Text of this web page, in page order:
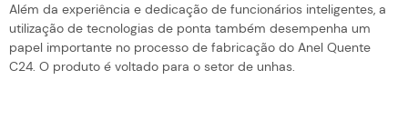
Além da experiência e dedicação de funcionários inteligentes, a
utilização de tecnologias de ponta também desempenha um
papel importante no processo de fabricação do Anel Quente
C24. O produto é voltado para o setor de unhas.